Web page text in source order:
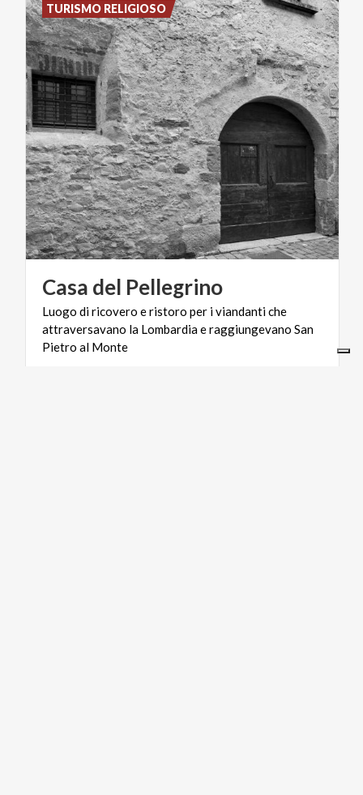
Casa del Pellegrino
Luogo di ricovero e ristoro per i viandanti che
attraversavano la Lombardia e raggiungevano San
Pietro al Monte
TURISMO RELIGIOSO